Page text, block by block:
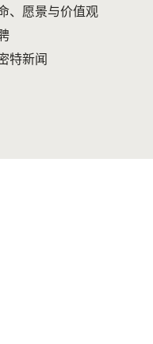
、愿景与价值观
特新闻